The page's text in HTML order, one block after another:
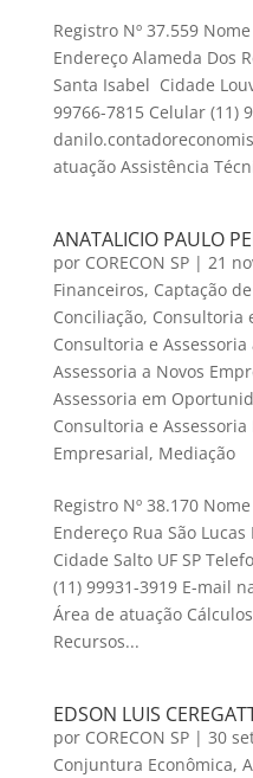
Registro Nº 37.559
Endereço Alameda Dos
Santa Isabel Cidade
99766-7815 Celular (11)
atuação Assistência
ANATALICIO PAULO
por CORECON SP| 21
Financeiros, Captação
Conciliação, Consultoria
Consultoria e
Assessoria a Novos
Assessoria em
Consultoria e
Empresarial, Mediação
Registro Nº 38.170
Endereço Rua São
Cidade Salto UF SP
(11) 99931-3919 E-mail
Área de atuação
Recursos...
EDSON LUIS
por CORECON SP| 30
Conjuntura Econômica,